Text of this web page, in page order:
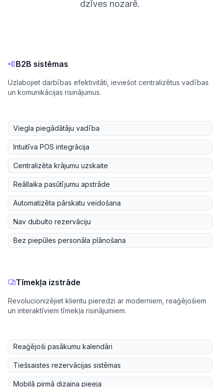
dzīves nozarē.
B2B sistēmas
Uzlabojiet darbības efektivitāti, ieviešot centralizētus vadības
un komunikācijas risinājumus.
Viegla piegādātāju vadība
Intuitīva POS integrācija
Centralizēta krājumu uzskaite
Reāllaika pasūtījumu apstrāde
Automatizēta pārskatu veidošana
Nav dubulto rezervāciju
Bez piepūles personāla plānošana
Tīmekļa izstrāde
Revolucionizējiet klientu pieredzi ar moderniem, reaģējošiem
un interaktīviem tīmekļa risinājumiem.
Reaģējoši pasākumu kalendāri
Tiešsaistes rezervācijas sistēmas
Mobilā pirmā dizaina pieeja